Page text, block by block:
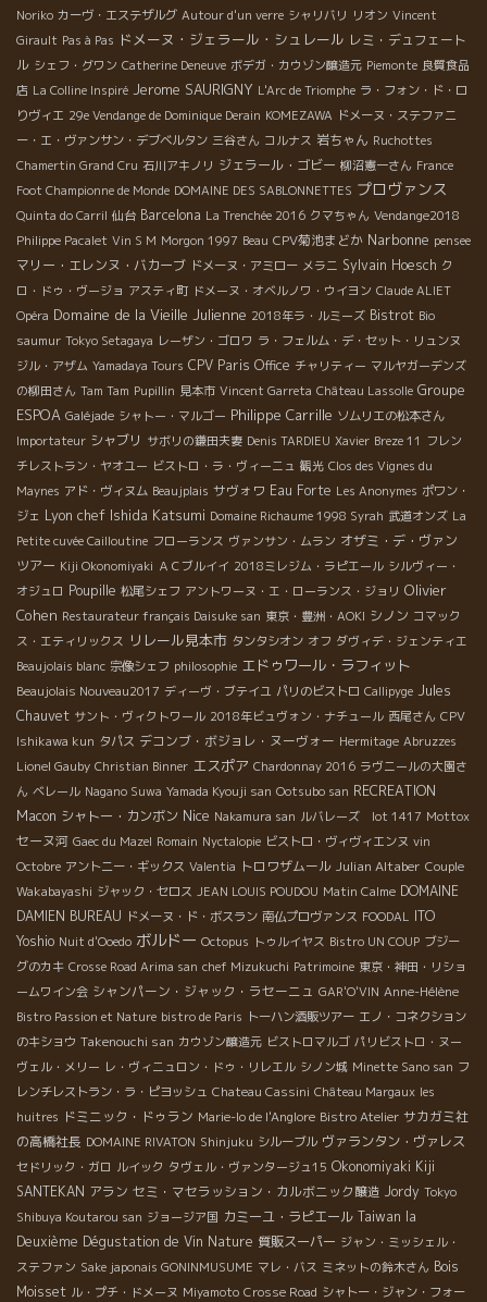
Noriko カーヴ・エステザルグ Autour d'un verre シャリバリ リオン Vincent
Girault Pas à Pas ドメーヌ・ジェラール・シュレール レミ・デュフェート
ル シェフ・グワン Catherine Deneuve ボデガ・カウゾン醸造元 Piemonte 良質食品
店 La Colline Inspiré Jerome SAURIGNY L'Arc de Triomphe ラ・フォン・ド・ロ
りヴィエ 29e Vendange de Dominique Derain KOMEZAWA ドメーヌ・ステファニ
ー・エ・ヴァンサン・デブベルタン 三谷さん コルナス 岩ちゃん Ruchottes
Chamertin Grand Cru 石川アキノリ ジェラール・ゴビー 柳沼憲一さん France
Foot Championne de Monde DOMAINE DES SABLONNETTES プロヴァンス
Quinta do Carril 仙台 Barcelona La Trenchée 2016 クマちゃん Vendange2018
Philippe Pacalet Vin S M Morgon 1997 Beau CPV菊池まどか Narbonne pensee
マリー・エレンヌ・バカーブ ドメーヌ・アミロー メラニ Sylvain Hoesch ク
ロ・ドゥ・ヴージョ アスティ町 ドメーヌ・オベルノワ・ウイヨン Claude ALIET
Opéra Domaine de la Vieille Julienne 2018年ラ・ルミーズ Bistrot Bio
saumur Tokyo Setagaya レーザン・ゴロワ ラ・フェルム・デ・セット・リュンヌ
ジル・アザム Yamadaya Tours CPV Paris Office チャリティー マルヤガーデンズ
の柳田さん Tam Tam Pupillin 見本市 Vincent Garreta Château Lassolle Groupe
ESPOA Galéjade シャトー・マルゴー Philippe Carrille ソムリエの松本さん
Importateur シャブリ サボリの鎌田夫妻 Denis TARDIEU Xavier Breze 11 フレン
チレストラン・ヤオユー ビストロ・ラ・ヴィーニュ 観光 Clos des Vignes du
Maynes アド・ヴィヌム Beaujplais サヴォワ Eau Forte Les Anonymes ポワン・
ジェ Lyon chef Ishida Katsumi Domaine Richaume 1998 Syrah 武道オンズ La
Petite cuvée Cailloutine フローランス ヴァンサン・ムラン オザミ・デ・ヴァン
ツアー Kiji Okonomiyaki ＡＣブルイイ 2018ミレジム・ラピエール シルヴィー・
オジュロ Poupille 松尾シェフ アントワーヌ・エ・ローランス・ジョリ Olivier
Cohen Restaurateur français Daisuke san 東京・豊洲・AOKI シノン コマック
ス・エティリックス リレール見本市 タンタシオン オフ ダヴィデ・ジェンティエ
Beaujolais blanc 宗像シェフ philosophie エドゥワール・ラフィット
Beaujolais Nouveau2017 ディーヴ・ブテイユ パリのビストロ Callipyge Jules
Chauvet サント・ヴィクトワール 2018年ビュヴォン・ナチュール 西尾さん CPV
Ishikawa kun タパス デコンブ・ボジョレ・ヌーヴォー Hermitage Abruzzes
Lionel Gauby Christian Binner エスポア Chardonnay 2016 ラヴニールの大園さ
ん ベレール Nagano Suwa Yamada Kyouji san Ootsubo san RECREATION
Macon シャトー・カンボン Nice Nakamura san ルバレーズ lot 1417 Mottox
セーヌ河 Gaec du Mazel Romain Nyctalopie ビストロ・ヴィヴィエンヌ vin
Octobre アントニー・ギックス Valentia トロワザムール Julian Altaber Couple
Wakabayashi ジャック・セロス JEAN LOUIS POUDOU Matin Calme DOMAINE
DAMIEN BUREAU ドメーヌ・ド・ボスラン 南仏プロヴァンス FOODAL ITO
Yoshio Nuit d'Ooedo ボルドー Octopus トゥルイヤス Bistro UN COUP ブジー
グのカキ Crosse Road Arima san chef Mizukuchi Patrimoine 東京・神田・リショ
ームワイン会 シャンパーン・ジャック・ラセーニュ GAR'O'VIN Anne-Hélène
Bistro Passion et Nature bistro de Paris トーハン酒販ツアー エノ・コネクション
のキショウ Takenouchi san カウゾン醸造元 ビストロマルゴ パリビストロ・ヌー
ヴェル・メリー レ・ヴィニュロン・ドゥ・リレエル シノン城 Minette Sano san フ
レンチレストラン・ラ・ピヨッシュ Chateau Cassini Château Margaux les
huitres ドミニック・ドゥラン Marie-lo de l'Anglore Bistro Atelier サカガミ社
の高橋社長 DOMAINE RIVATON Shinjuku シルーブル ヴァランタン・ヴァレス
セドリック・ガロ ルイック タヴェル・ヴァンタージュ15 Okonomiyaki Kiji
SANTEKAN アラン セミ・マセラッション・カルボニック醸造 Jordy Tokyo
Shibuya Koutarou san ジョージア国 カミーユ・ラピエール Taiwan la
Deuxième Dégustation de Vin Nature 質販スーパー ジャン・ミッシェル・
ステファン Sake japonais GONINMUSUME マレ・バス ミネットの鈴木さん Bois
Moisset ル・プチ・ドメーヌ Miyamoto Crosse Road シャトー・ジャン・フォー